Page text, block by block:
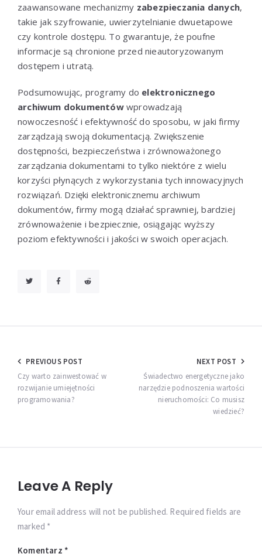
zaawansowane mechanizmy zabezpieczania danych,
takie jak szyfrowanie, uwierzytelnianie dwuetapowe
czy kontrole dostępu. To gwarantuje, że poufne
informacje są chronione przed nieautoryzowanym
dostępem i utratą.
Podsumowując, programy do elektronicznego
archiwum dokumentówwprowadzają
nowoczesność i efektywność do sposobu, w jaki firmy
zarządzają swoją dokumentacją. Zwiększenie
dostępności, bezpieczeństwa i zrównoważonego
zarządzania dokumentami to tylko niektóre z wielu
korzyści płynących z wykorzystania tych innowacyjnych
rozwiązań. Dzięki elektronicznemu archiwum
dokumentów, firmy mogą działać sprawniej, bardziej
zrównoważenie i bezpiecznie, osiągając wyższy
poziom efektywności i jakości w swoich operacjach.
Nawigacja
wpisu
PREVIOUS POST
Czy warto zainwestować w
rozwijanie umiejętności
programowania?
NEXT POST
Świadectwo energetyczne jako
narzędzie podnoszenia wartości
nieruchomości: Co musisz
wiedzieć?
Leave A Reply
Your email address will not be published. Required fields are
marked *
Komentarz *